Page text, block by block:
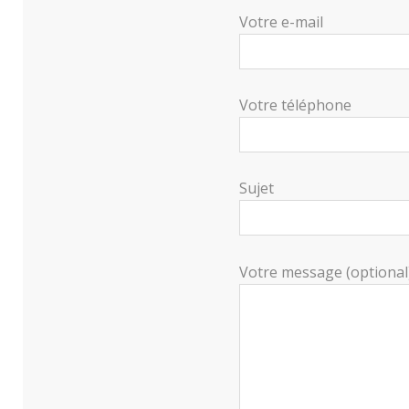
Votre e-mail
Votre téléphone
Sujet
Votre message